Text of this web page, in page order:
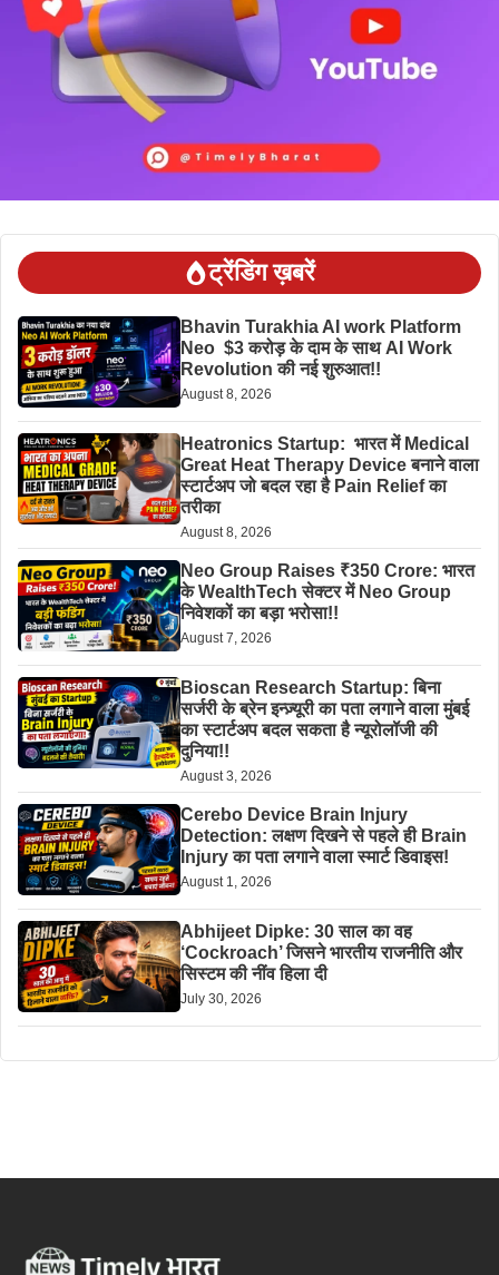
ट्रेंडिंग ख़बरें
Bhavin Turakhia AI work Platform
Neo $3 करोड़ के दाम के साथ AI Work
Revolution की नई शुरुआत!!
August 8, 2026
Heatronics Startup: भारत में Medical
Great Heat Therapy Device बनाने वाला
स्टार्टअप जो बदल रहा है Pain Relief का
तरीका
August 8, 2026
Neo Group Raises ₹350 Crore: भारत
के WealthTech सेक्टर में Neo Group
निवेशकों का बड़ा भरोसा!!
August 7, 2026
Bioscan Research Startup: बिना
सर्जरी के ब्रेन इन्ज़्यूरी का पता लगाने वाला मुंबई
का स्टार्टअप बदल सकता है न्यूरोलॉजी की
दुनिया!!
August 3, 2026
Cerebo Device Brain Injury
Detection: लक्षण दिखने से पहले ही Brain
Injury का पता लगाने वाला स्मार्ट डिवाइस!
August 1, 2026
Abhijeet Dipke: 30 साल का वह
‘Cockroach’ जिसने भारतीय राजनीति और
सिस्टम की नींव हिला दी
July 30, 2026